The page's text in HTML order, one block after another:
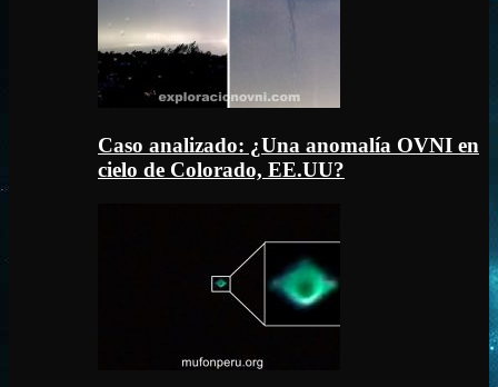
Caso analizado: ¿Una anomalía OVNI en
cielo de Colorado, EE.UU?